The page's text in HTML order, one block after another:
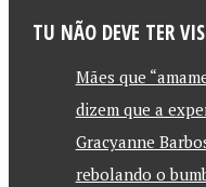
TU NÃO DEVE TER
Mães que
dizem que a
Gracyanne
rebolando o